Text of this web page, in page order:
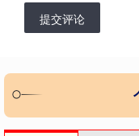
提交评论